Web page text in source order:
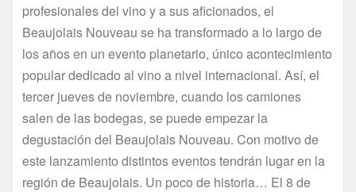
profesionales del vino y a sus aficionados, el
Beaujolais Nouveau se ha transformado a lo largo de
los años en un evento planetario, único acontecimiento
popular dedicado al vino a nivel internacional. Así, el
tercer jueves de noviembre, cuando los camiones
salen de las bodegas, se puede empezar la
degustación del Beaujolais Nouveau. Con motivo de
este lanzamiento distintos eventos tendrán lugar en la
región de Beaujolais. Un poco de historia… El 8 de